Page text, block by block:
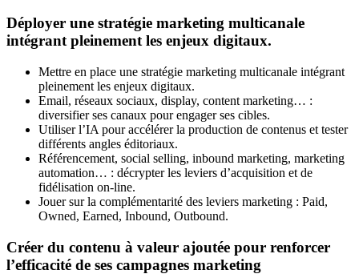
Déployer une stratégie marketing multicanale
intégrant pleinement les enjeux digitaux.
Mettre en place une stratégie marketing multicanale intégrant
pleinement les enjeux digitaux.
Email, réseaux sociaux, display, content marketing… :
diversifier ses canaux pour engager ses cibles.
Utiliser l’IA pour accélérer la production de contenus et tester
différents angles éditoriaux.
Référencement, social selling, inbound marketing, marketing
automation… : décrypter les leviers d’acquisition et de
fidélisation on-line.
Jouer sur la complémentarité des leviers marketing : Paid,
Owned, Earned, Inbound, Outbound.
Créer du contenu à valeur ajoutée pour renforcer
l’efficacité de ses campagnes marketing